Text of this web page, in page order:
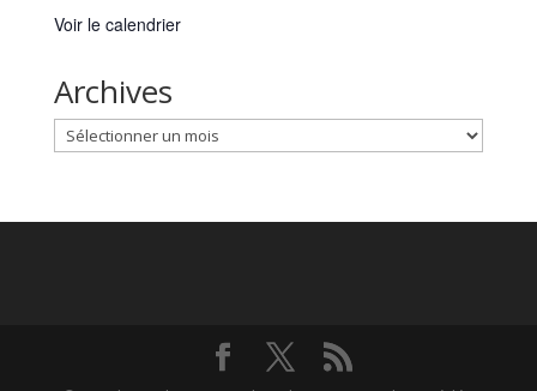
Voir le calendrier
Archives
Archives